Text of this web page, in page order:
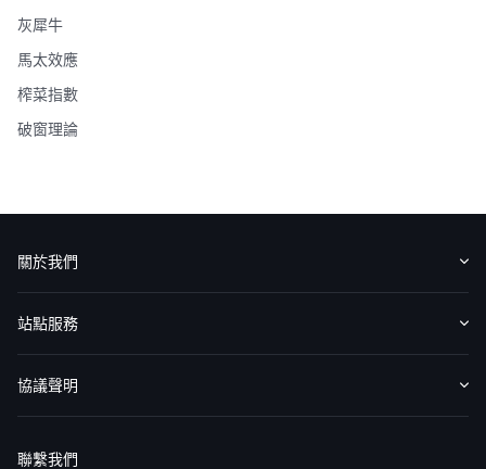
灰犀牛
馬太效應
榨菜指數
破窗理論
關於我們
認識華盛
媒體報導
意見反饋
站點服務
收費標準
交易工具
幫助中心
協議聲明
聯繫我們